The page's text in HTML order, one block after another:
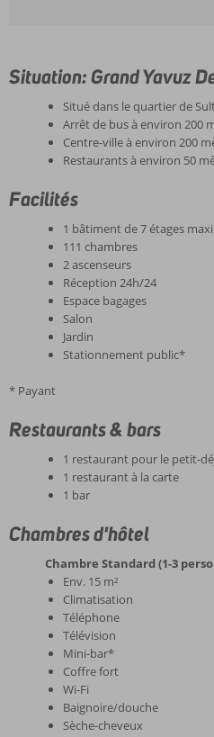
Situation: Grand Yavuz
Situé dans le quartier de
Arrêt de bus à environ 200
Centre-ville à environ 200
Restaurants à environ 50
Facilités
1 bâtiment de 7 étages
111 chambres
2 ascenseurs
Réception 24h/24
Espace bagages
Salon
Jardin
Stationnement public*
* Payant
Restaurants & bars
1 restaurant pour le petit-
1 restaurant à la carte
1 bar
Chambres d'hôtel
Chambre Standard (1-3
Env. 15 m²
Climatisation
Téléphone
Télévision
Mini-bar*
Coffre fort
Wi-Fi
Baignoire/douche
Sèche-cheveux